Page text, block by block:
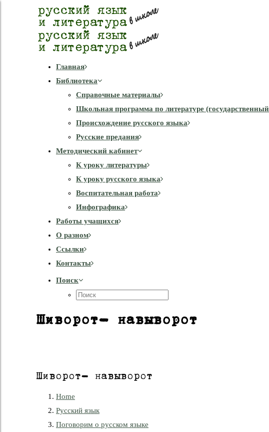
Главная
Библиотека
Справочные материалы
Школьная программа по литературе
Происхождение русского языка
Русские предания
Методический кабинет
К уроку литературы
К уроку русского языка
Воспитательная работа
Инфографика
Работы учащихся
О разном
Cсылки
Контакты
Поиск
Шиворот– навыворот
Шиворот– навыворот
Home
Русский язык
Поговорим о русском языке